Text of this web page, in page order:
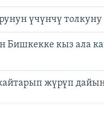
үчүнчү
Бишкекке кыз ала
жүрүп